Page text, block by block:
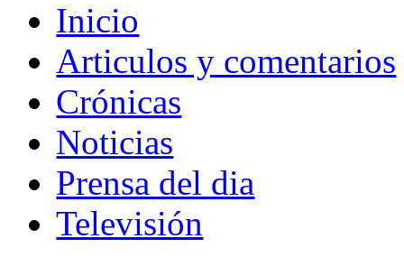
Inicio
Articulos y comentarios
Crónicas
Noticias
Prensa del dia
Televisión